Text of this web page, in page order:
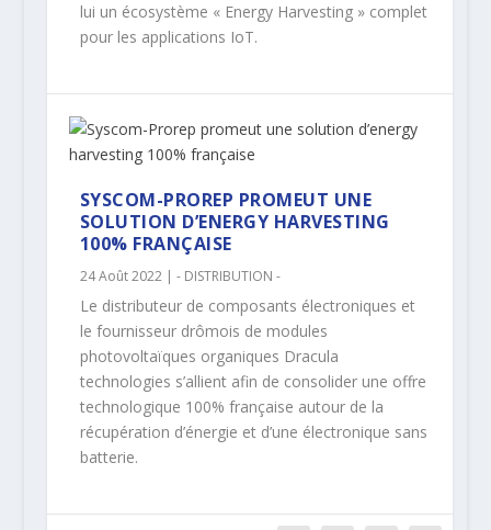
lui un écosystème « Energy Harvesting » complet
pour les applications IoT.
SYSCOM-PROREP PROMEUT UNE
SOLUTION D’ENERGY HARVESTING
100% FRANÇAISE
24 Août 2022| - DISTRIBUTION -
Le distributeur de composants électroniques et
le fournisseur drômois de modules
photovoltaïques organiques Dracula
technologies s’allient afin de consolider une offre
technologique 100% française autour de la
récupération d’énergie et d’une électronique sans
batterie.